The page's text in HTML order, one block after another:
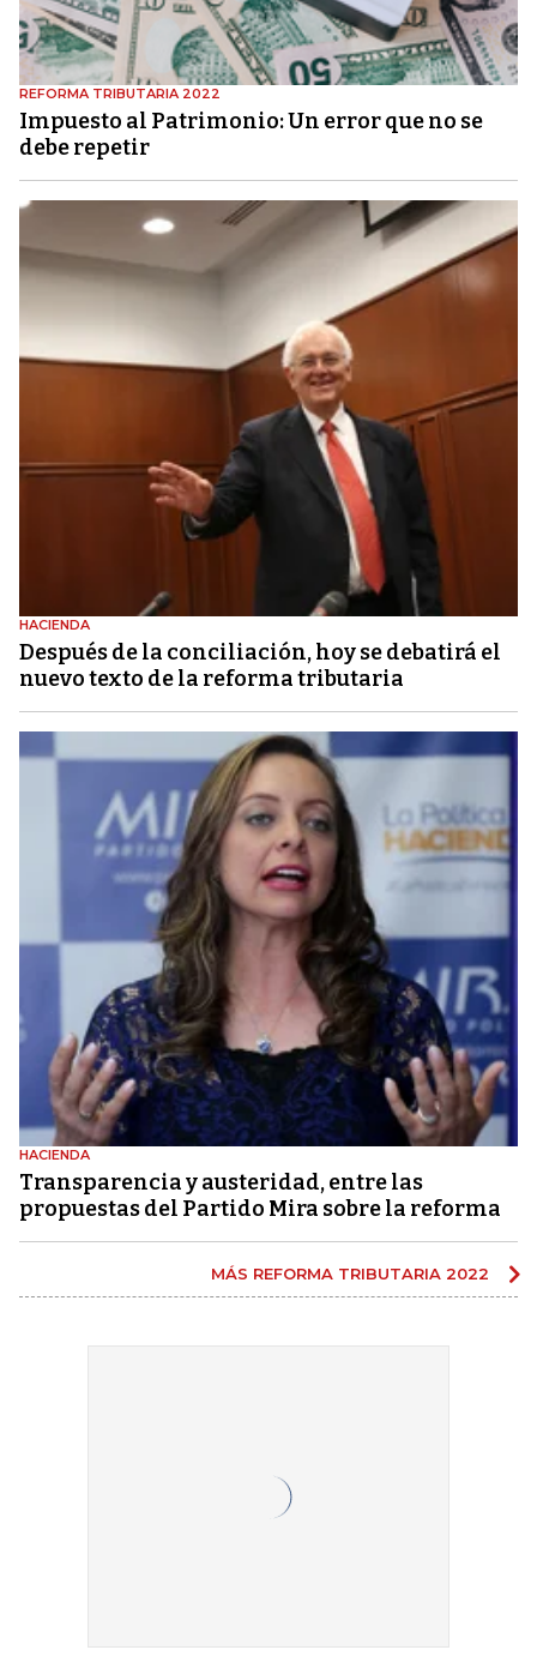
REFORMA TRIBUTARIA 2022
Impuesto al Patrimonio: Un error que no se
debe repetir
HACIENDA
Después de la conciliación, hoy se debatirá el
nuevo texto de la reforma tributaria
HACIENDA
Transparencia y austeridad, entre las
propuestas del Partido Mira sobre la reforma
MÁS REFORMA TRIBUTARIA 2022